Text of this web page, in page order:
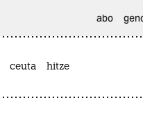
abo
ceuta hitze